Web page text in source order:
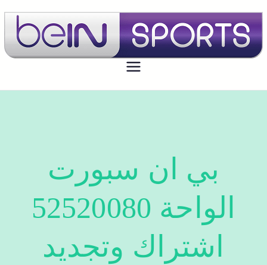
بي ان سبورت الكويت
تجديد اشتراك بي ان سبورت اون لاين
بي ان سبورت
الواحة 52520080
اشتراك وتجديد